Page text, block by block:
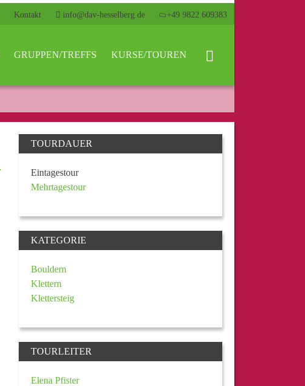
Kontakt info@dav-hesselberg.de +49 9822 609383
GRUPPEN/TREFFS KURSE/TOUREN
TOURDAUER
Eintagestour
Mehrtagestour
KATEGORIE
Bouldern
Klettern
Klettersteig
TOURLEITER
Elena Pfister